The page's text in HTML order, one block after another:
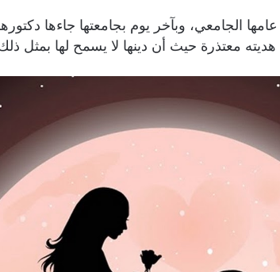
عامها الجامعي، وبآخر يوم بجامعتها جاءها
معتذرة حيث أن دينها لا يسمح لها بمثل